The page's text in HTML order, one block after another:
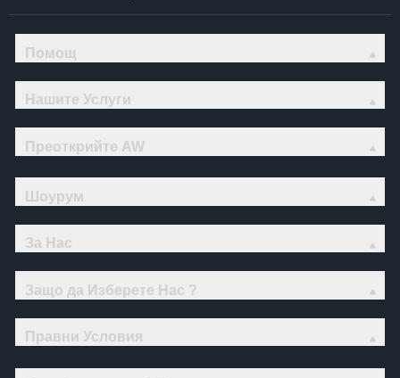
Помощ
Нашите Услуги
Преоткрийте AW
Шоурум
За Нас
Защо да Изберете Нас ?
Правни Условия